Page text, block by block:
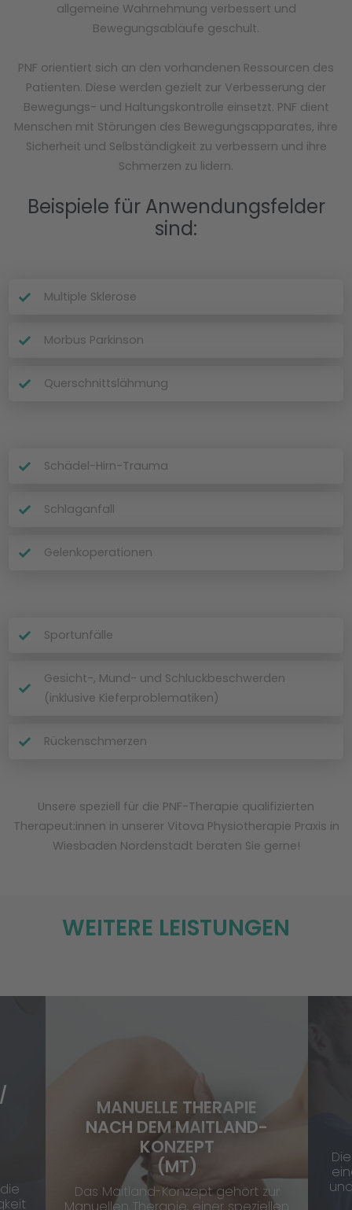
allgemeine Wahrnehmung verbessert und
Bewegungsabläufe geschult.
PNF orientiert sich an den vorhandenen Ressourcen des
Patienten. Diese werden gezielt zur Verbesserung der
Bewegungs- und Haltungskontrolle einsetzt. PNF dient
Menschen mit Störungen des Bewegungsapparates, ihre
Sicherheit und Selbständigkeit zu verbessern und ihre
Schmerzen zu lidern.
Beispiele für Anwendungsfelder
sind:
Multiple Sklerose
Morbus Parkinson
Querschnittslähmung
Schädel-Hirn-Trauma
Schlaganfall
Gelenkoperationen
Sportunfälle
Gesicht-, Mund- und Schluckbeschwerden
(inklusive Kieferproblematiken)
Rückenschmerzen
Unsere speziell für die PNF-Therapie qualifizierten
Therapeut:innen in unserer Vitova Physiotherapie Praxis in
Wiesbaden Nordenstadt beraten Sie gerne!
WEITERE LEISTUNGEN
MANUELLE THERAPIE
NACH DEM MAITLAND-
KONZEPT
(MT)
Das Maitland-Konzept gehört zur
Manuellen Therapie, einer speziellen